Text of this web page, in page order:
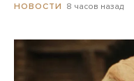
НОВОСТИ 8 часов назад